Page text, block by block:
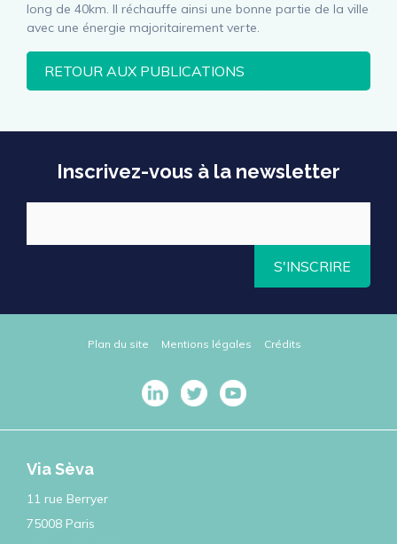
long de 40km. Il réchauffe ainsi une bonne partie de la ville
avec une énergie majoritairement verte.
RETOUR AUX PUBLICATIONS
Inscrivez-vous à la newsletter
S'INSCRIRE
Plan du site Mentions légales Crédits
Via Sèva
11 rue Berryer
75008 Paris